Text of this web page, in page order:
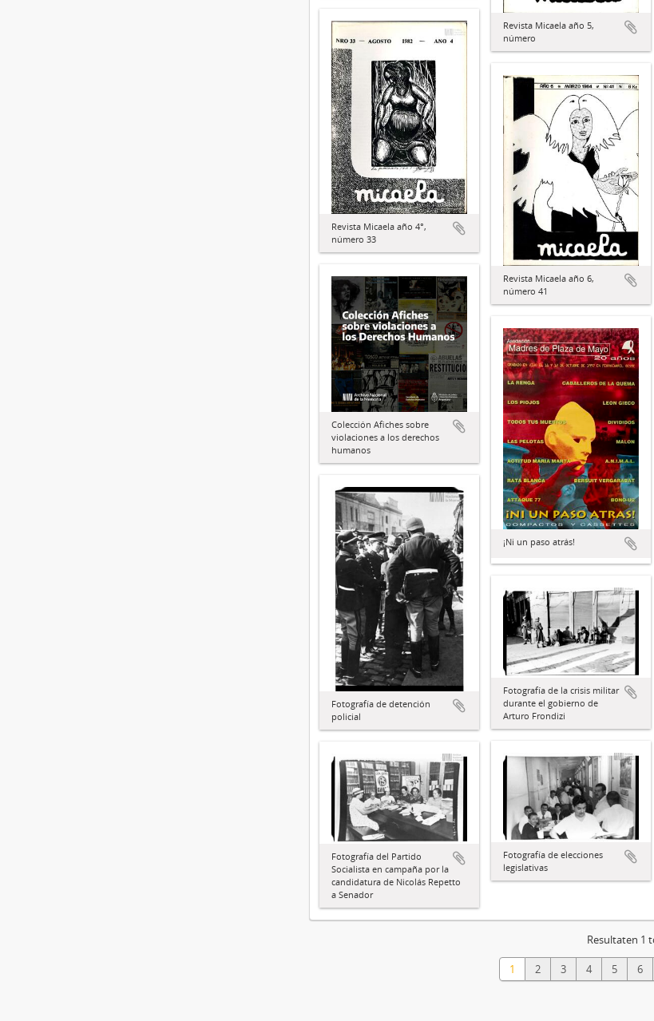
Revista Micaela año 5,
número
Revista Micaela año 4°,
número 33
Revista Micaela año 6,
número 41
Colección Afiches sobre
violaciones a los derechos
humanos
¡Ni un paso atrás!
Fotografía de detención
policial
Fotografía de la crisis militar
durante el gobierno de
Arturo Frondizi
Fotografía de elecciones
legislativas
Fotografía del Partido
Socialista en campaña por la
candidatura de Nicolás Repetto
a Senador
Resultaten 1
1 2 3 4 5 6